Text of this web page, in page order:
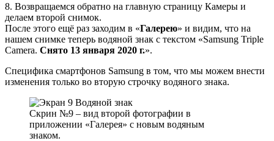
8. Возвращаемся обратно на главную страницу Камеры и
делаем второй снимок.
После этого ещё раз заходим в «Галерею» и видим, что на
нашем снимке теперь водяной знак с текстом «Samsung Triple
Camera. Снято 13 января 2020 г.».
Специфика смартфонов Samsung в том, что мы можем внести
изменения только во вторую строчку водяного знака.
Скрин №9 – вид второй фотографии в
приложении «Галерея» с новым водяным
знаком.